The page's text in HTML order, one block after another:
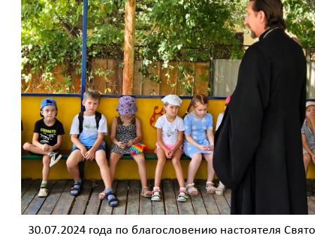
30.07.2024 года по благословению настоятеля